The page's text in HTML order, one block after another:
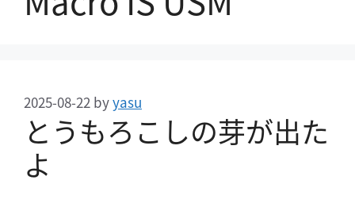
とうもろこしの芽が出た
よ
2025-08-22 byyasu